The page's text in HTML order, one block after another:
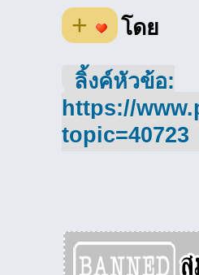
+ โดย
ลิ้งค์หัวข้อ:
https://
topic=40723